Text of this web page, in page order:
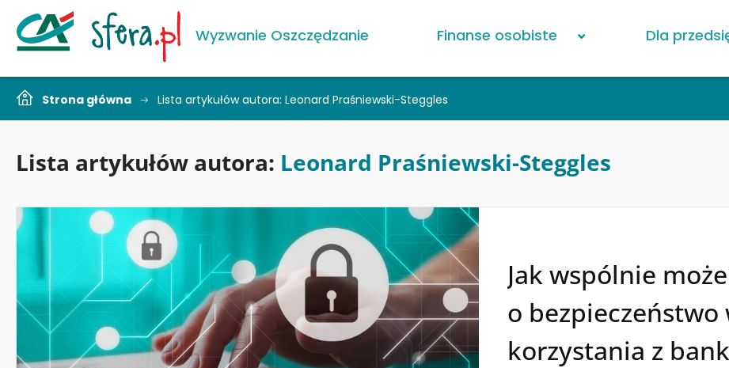
Wyzwanie Oszczędzanie Finanse osobiste Dla
Strona główna Lista artykułów autora: Leonard Praśniewski-Steggles
Lista artykułów autora: Leonard Praśniewski-Steggles
Jak wspólnie
o bezpieczeństwo
korzystania z